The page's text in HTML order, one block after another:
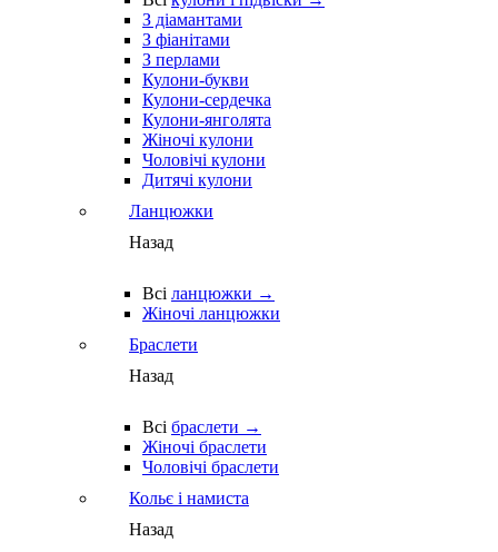
З діамантами
З фіанітами
З перлами
Кулони-букви
Кулони-сердечка
Кулони-янголята
Жіночі кулони
Чоловічі кулони
Дитячі кулони
Ланцюжки
Назад
Всі ланцюжки →
Жіночі ланцюжки
Браслети
Назад
Всі браслети →
Жіночі браслети
Чоловічі браслети
Кольє і намиста
Назад